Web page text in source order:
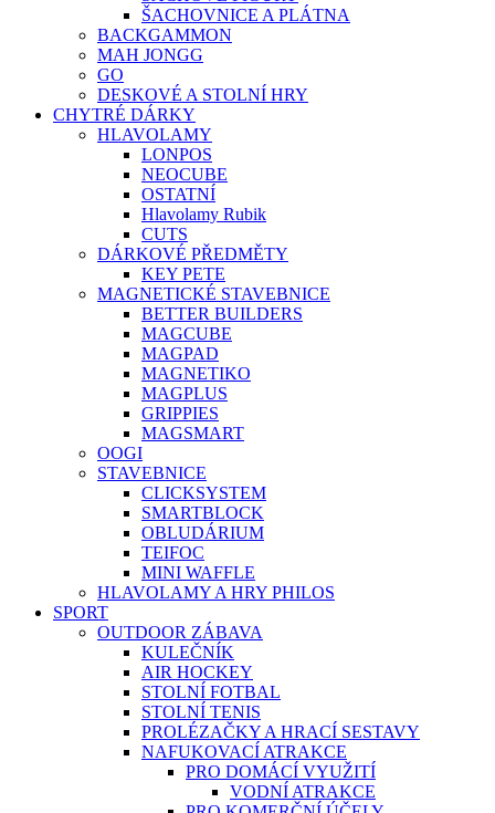
ŠACHOVNICE A PLÁTNA
BACKGAMMON
MAH JONGG
GO
DESKOVÉ A STOLNÍ HRY
CHYTRÉ DÁRKY
HLAVOLAMY
LONPOS
NEOCUBE
OSTATNÍ
Hlavolamy Rubik
CUTS
DÁRKOVÉ PŘEDMĚTY
KEY PETE
MAGNETICKÉ STAVEBNICE
BETTER BUILDERS
MAGCUBE
MAGPAD
MAGNETIKO
MAGPLUS
GRIPPIES
MAGSMART
OOGI
STAVEBNICE
CLICKSYSTEM
SMARTBLOCK
OBLUDÁRIUM
TEIFOC
MINI WAFFLE
HLAVOLAMY A HRY PHILOS
SPORT
OUTDOOR ZÁBAVA
KULEČNÍK
AIR HOCKEY
STOLNÍ FOTBAL
STOLNÍ TENIS
PROLÉZAČKY A HRACÍ SESTAVY
NAFUKOVACÍ ATRAKCE
PRO DOMÁCÍ VYUŽITÍ
VODNÍ ATRAKCE